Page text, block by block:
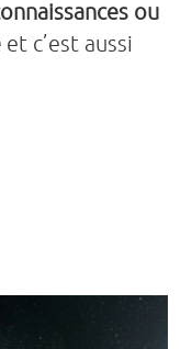
ou
et c’est aussi